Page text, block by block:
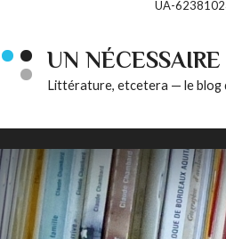
UA-
UN
Littérature, etcetera — le blog